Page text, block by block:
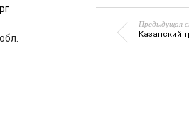
Предыдущая
Казанский